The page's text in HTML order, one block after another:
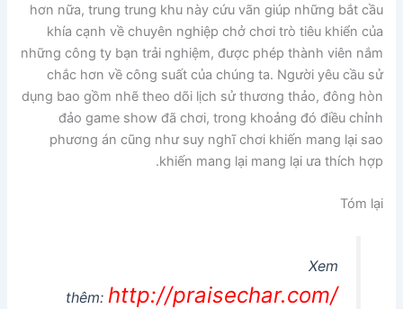
hơn nữa, trung trung khu này cứu vãn giúp những bắt cầu
khía cạnh về chuyên nghiệp chở chơi trò tiêu khiển của
những công ty bạn trải nghiệm, được phép thành viên nắm
chắc hơn về công suất của chúng ta. Người yêu cầu sử
dụng bao gồm nhẽ theo dõi lịch sử thương thảo, đông hòn
đảo game show đã chơi, trong khoảng đó điều chỉnh
phương án cũng như suy nghĩ chơi khiến mang lại sao
khiến mang lại mang lại ưa thích hợp.
Tóm lại
Xem
thêm:http://praisechar.com/